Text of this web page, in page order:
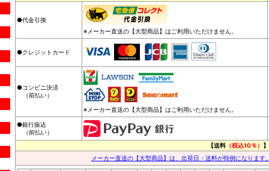
●代金引換
※メーカー直送の【大型商品】はご利用いただけません。
●クレジットカード
●コンビニ決済
（前払い）
※メーカー直送の【大型商品】はご利用いただけません。
●銀行振込
（前払い）
【送料 （税込10％） 】
メーカー直送の【大型商品】は、出荷日・送料が特例になりま